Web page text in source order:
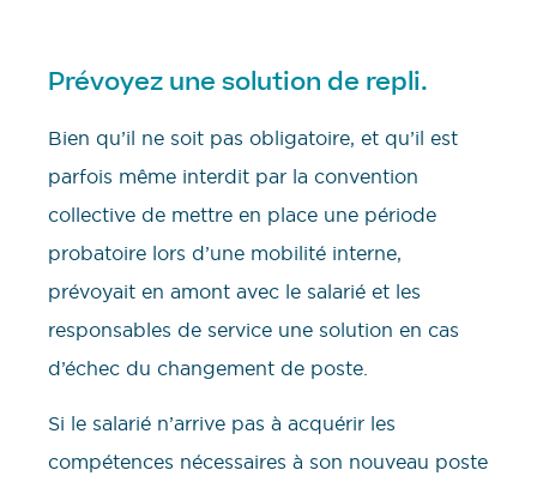
Prévoyez une solution de repli.
Bien qu’il ne soit pas obligatoire, et qu’il est
parfois même interdit par la convention
collective de mettre en place une période
probatoire lors d’une mobilité interne,
prévoyait en amont avec le salarié et les
responsables de service une solution en cas
d’échec du changement de poste.
Si le salarié n’arrive pas à acquérir les
compétences nécessaires à son nouveau poste